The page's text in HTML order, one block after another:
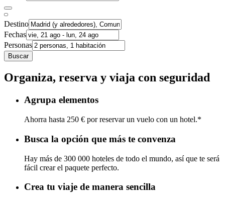
Destino
Fechas
Personas
Buscar
Organiza, reserva y viaja con seguridad
Agrupa elementos
Ahorra hasta 250 € por reservar un vuelo con un hotel.*
Busca la opción que más te convenza
Hay más de 300 000 hoteles de todo el mundo, así que te será
fácil crear el paquete perfecto.
Crea tu viaje de manera sencilla